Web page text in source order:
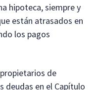
hipoteca, siempre y
están atrasados en
los pagos
de
deudas en el Capítulo